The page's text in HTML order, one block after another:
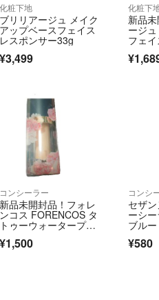
化粧下地
ブリリアージュ メイク
アップベースフェイス
レスポンサー33g
¥3,499
化粧下
新品
ージ
フェ
プラ
コンシーラー
新品未開封品！フォレ
ンコス FORENCOS タ
トゥーウォータープル
ー 01 ライトベージ
¥1,500
コンシ
セザ
ーシ
ブル
¥580